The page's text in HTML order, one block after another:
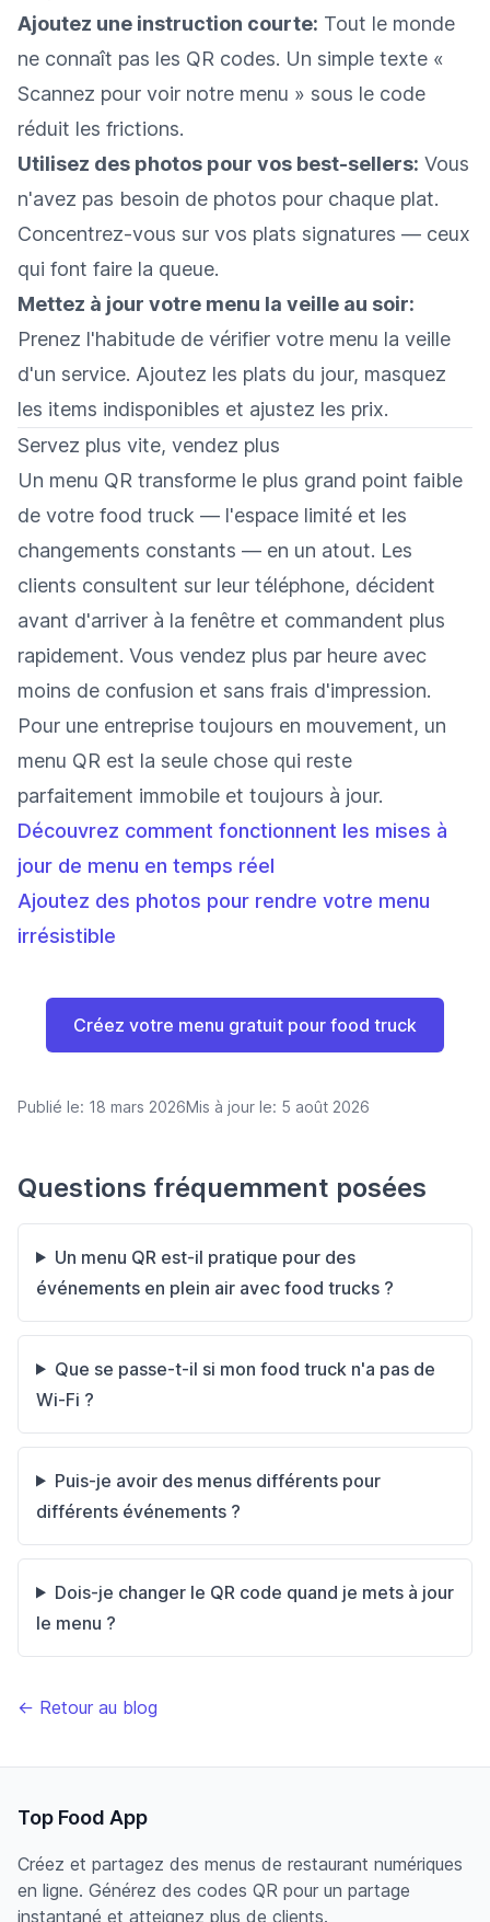
Ajoutez une instruction courte: Tout le monde
ne connaît pas les QR codes. Un simple texte «
Scannez pour voir notre menu » sous le code
réduit les frictions.
Utilisez des photos pour vos best-sellers: Vous
n'avez pas besoin de photos pour chaque plat.
Concentrez-vous sur vos plats signatures — ceux
qui font faire la queue.
Mettez à jour votre menu la veille au soir:
Prenez l'habitude de vérifier votre menu la veille
d'un service. Ajoutez les plats du jour, masquez
les items indisponibles et ajustez les prix.
Servez plus vite, vendez plus
Un menu QR transforme le plus grand point faible
de votre food truck — l'espace limité et les
changements constants — en un atout. Les
clients consultent sur leur téléphone, décident
avant d'arriver à la fenêtre et commandent plus
rapidement. Vous vendez plus par heure avec
moins de confusion et sans frais d'impression.
Pour une entreprise toujours en mouvement, un
menu QR est la seule chose qui reste
parfaitement immobile et toujours à jour.
Découvrez comment fonctionnent les mises à
jour de menu en temps réel
Ajoutez des photos pour rendre votre menu
irrésistible
Créez votre menu gratuit pour food truck
Publié le: 18 mars 2026Mis à jour le: 5 août 2026
Questions fréquemment posées
Un menu QR est-il pratique pour des
événements en plein air avec food trucks ?
Que se passe-t-il si mon food truck n'a pas de
Wi‑Fi ?
Puis-je avoir des menus différents pour
différents événements ?
Dois‑je changer le QR code quand je mets à jour
le menu ?
← Retour au blog
Top Food App
Créez et partagez des menus de restaurant numériques
en ligne. Générez des codes QR pour un partage
instantané et atteignez plus de clients.